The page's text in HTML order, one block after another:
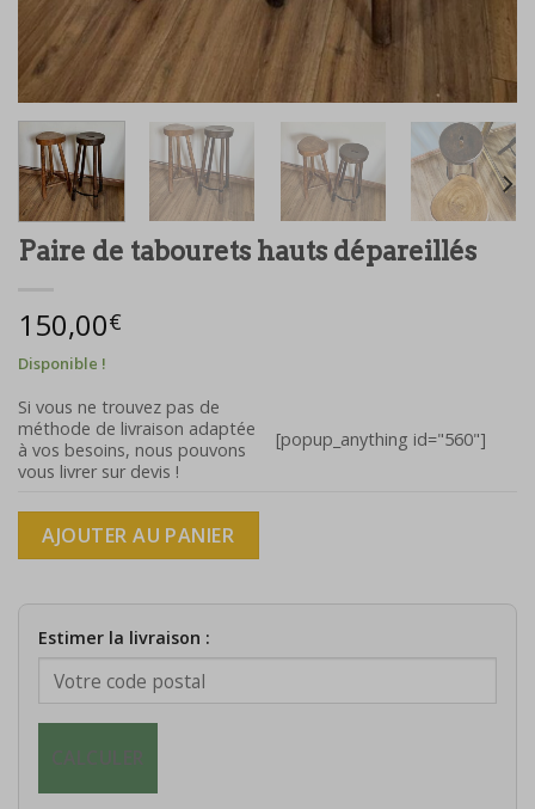
Paire de tabourets hauts dépareillés
150,00€
Disponible !
Si vous ne trouvez pas de
méthode de livraison adaptée
à vos besoins, nous pouvons
vous livrer sur devis !
[popup_anything id="560"]
AJOUTER AU PANIER
Estimer la livraison :